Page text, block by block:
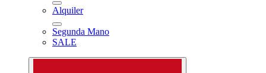
Alquiler
Segunda Mano
SALE